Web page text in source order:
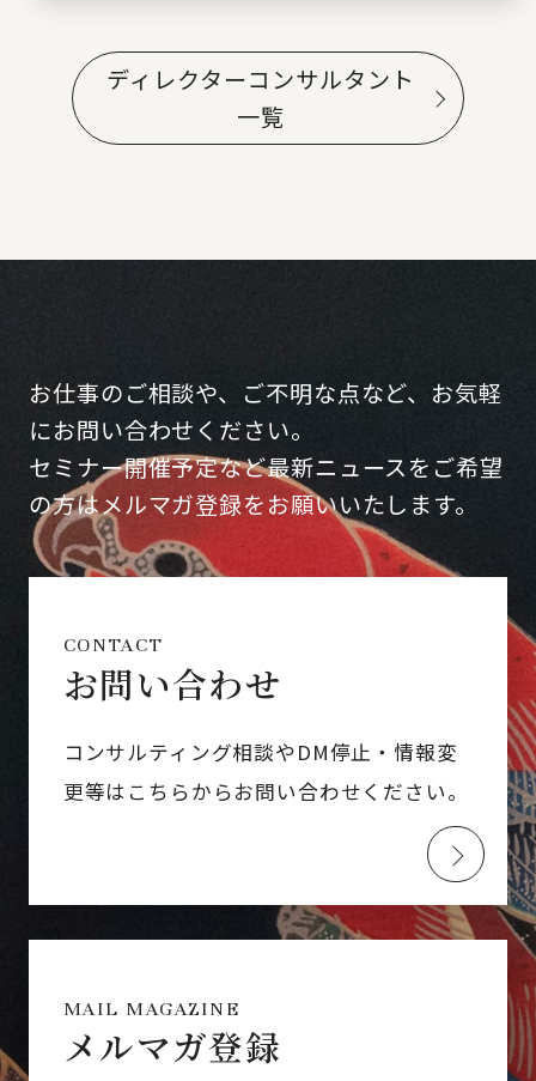
ディレクターコンサルタント
一覧
お仕事のご相談や、ご不明な点など、お気軽
にお問い合わせください。
セミナー開催予定など最新ニュースをご希望
の方はメルマガ登録をお願いいたします。
CONTACT
お問い合わせ
コンサルティング相談やDM停止・情報変
更等はこちらからお問い合わせください。
MAIL MAGAZINE
メルマガ登録